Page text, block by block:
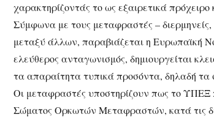
χαρακτηρίζοντάς το ως εξαιρετικά
Σύμφωνα με τους μεταφραστές –
μεταξύ άλλων, παραβιάζεται η Ευρωπαϊκή
ελεύθερος ανταγωνισμός, δημιουργείται
τα απαραίτητα τυπικά προσόντα, δηλαδή τα
Οι μεταφραστές υποστηρίζουν πως το ΥΠΕΞ
Σώματος Ορκωτών Μεταφραστών, κατά τις